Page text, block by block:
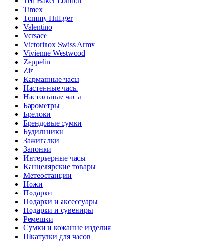
Timex
Tommy Hilfiger
Valentino
Versace
Victorinox Swiss Army
Vivienne Westwood
Zeppelin
Ziz
Карманные часы
Настенные часы
Настольные часы
Барометры
Брелоки
Брендовые сумки
Будильники
Зажигалки
Запонки
Интерьерные часы
Канцелярские товары
Метеостанции
Ножи
Подарки
Подарки и аксессуары
Подарки и сувениры
Ремешки
Сумки и кожаные изделия
Шкатулки для часов